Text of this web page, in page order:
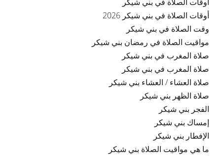
أوقات الصلاة في بني شيكر 2026
وقت الصلاة في بني شيكر
مواقيت الصلاة في رمضان بني شيكر
صلاة المغرب في بني شيكر
صلاة المغرب في بني شيكر
صلاة العشاء / العشاء بني شيكر
صلاة الظهر بني شيكر
الفجر بني شيكر
إمساك بني شيكر
الإفطار بني شيكر
ما هي مواقيت الصلاة بني شيكر